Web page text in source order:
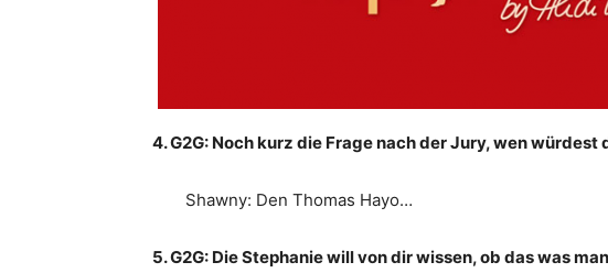
4. G2G: Noch kurz die Frage nach der Jury, wen
Shawny: Den Thomas Hayo…
5. G2G: Die Stephanie will von dir wissen, ob das was